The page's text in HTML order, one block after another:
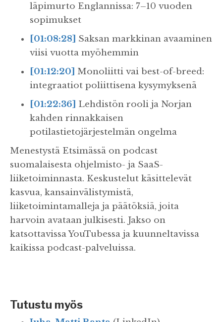
läpimurto Englannissa: 7–10 vuoden
sopimukset
[01:08:28] Saksan markkinan avaaminen
viisi vuotta myöhemmin
[01:12:20] Monoliitti vai best-of-breed:
integraatiot poliittisena kysymyksenä
[01:22:36] Lehdistön rooli ja Norjan
kahden rinnakkaisen
potilastietojärjestelmän ongelma
Menestystä Etsimässä on podcast
suomalaisesta ohjelmisto- ja SaaS-
liiketoiminnasta. Keskustelut käsittelevät
kasvua, kansainvälistymistä,
liiketoimintamalleja ja päätöksiä, joita
harvoin avataan julkisesti. Jakso on
katsottavissa YouTubessa ja kuunneltavissa
kaikissa podcast-palveluissa.
Tutustu myös